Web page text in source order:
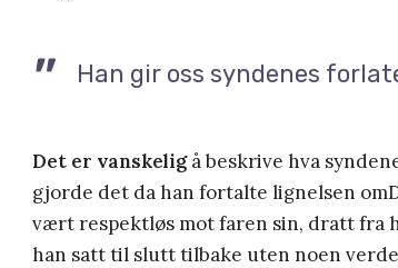
Han gir oss syndenes
Det er vanskeligå beskrive hva
gjorde det da han fortalte lignelsen
vært respektløs mot faren sin, dratt fra
han satt til slutt tilbake uten noen